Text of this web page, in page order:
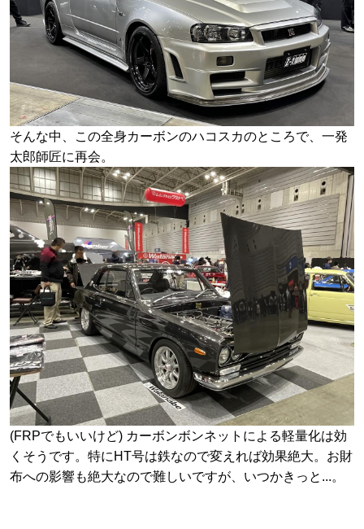
そんな中、この全身カーボンのハコスカのところで、一発
太郎師匠に再会。
(FRPでもいいけど) カーボンボンネットによる軽量化は効
くそうです。特にHT号は鉄なので変えれば効果絶大。お財
布への影響も絶大なので難しいですが、いつかきっと...。